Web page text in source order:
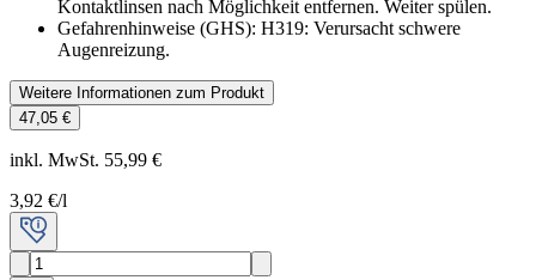
Kontaktlinsen nach Möglichkeit entfernen. Weiter spülen.
Gefahrenhinweise (GHS): H319: Verursacht schwere
Augenreizung.
Weitere Informationen zum Produkt
47,05 €
inkl. MwSt. 55,99 €
3,92 €/l